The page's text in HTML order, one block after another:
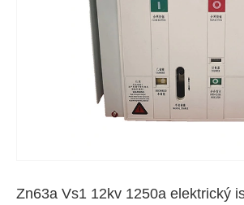
Zn63a Vs1 12kv 1250a elektrický